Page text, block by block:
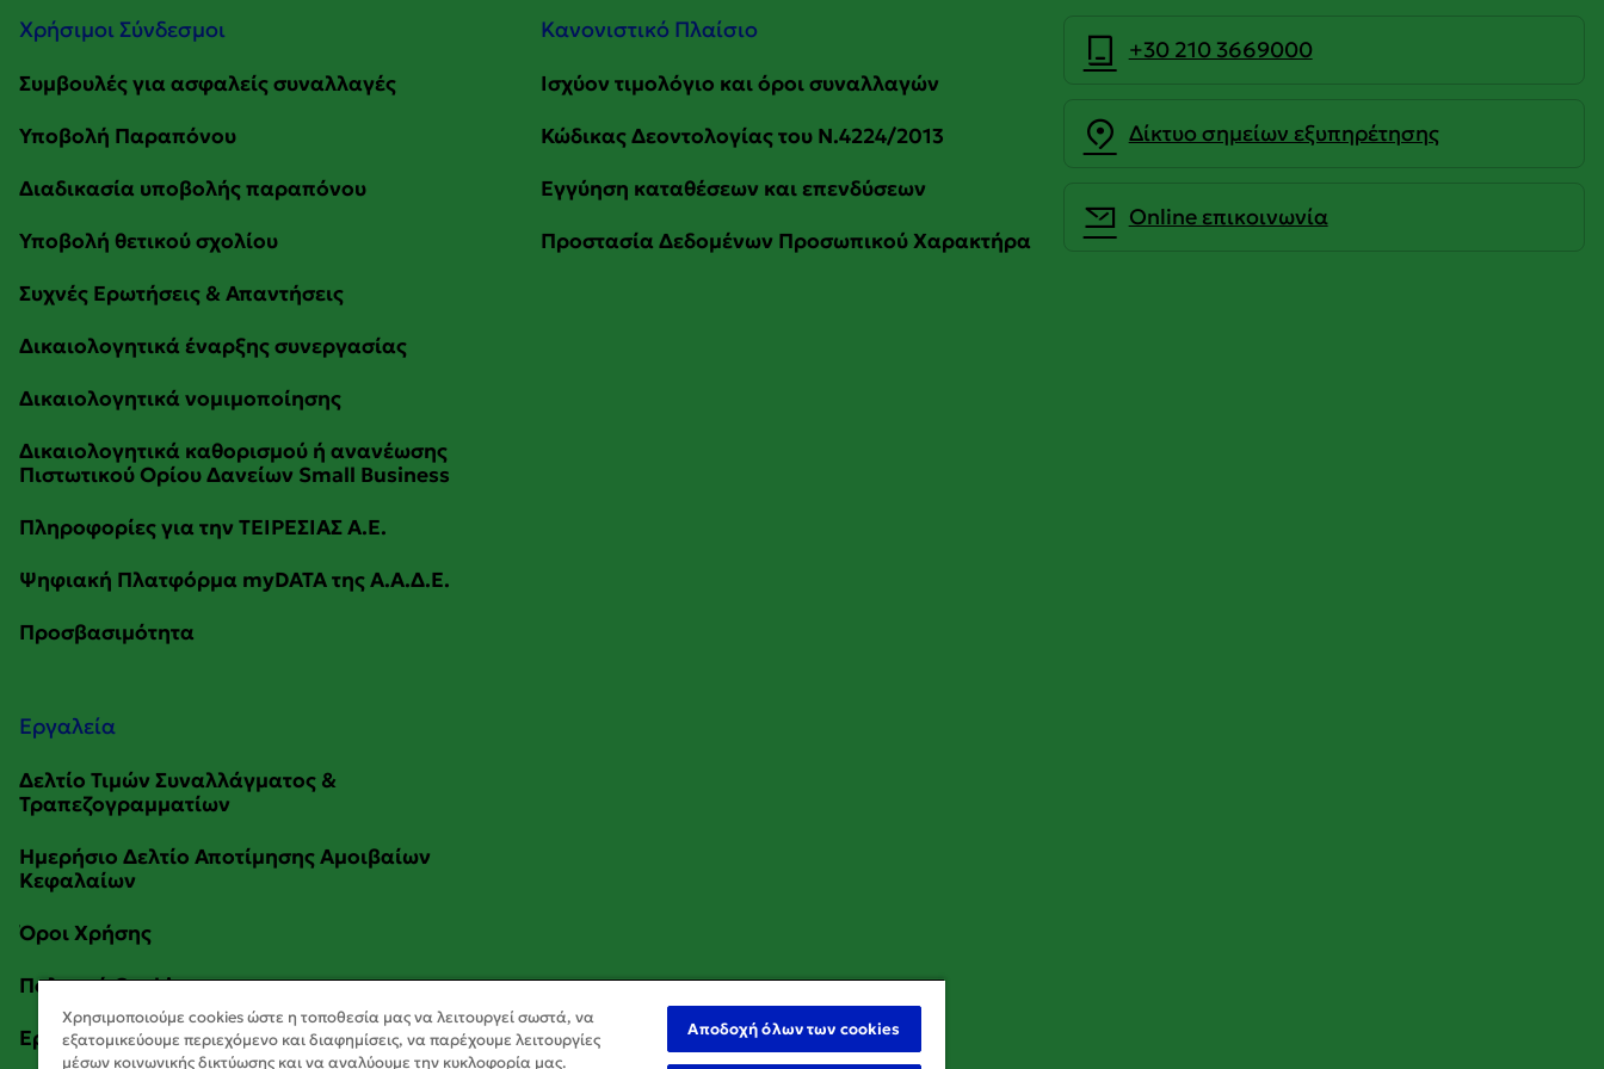
Χρήσιμοι Σύνδεσμοι Κανονιστικό Πλαίσιο
+30 210 3669000
Δίκτυο σημείων εξυπηρέτησης
Οnline επικοινωνία
Εργαλεία
Χρησιμοποιούμε cookies ώστε η τοποθεσία μας να λειτουργεί σωστά, να
εξατομικεύουμε περιεχόμενο και διαφημίσεις, να παρέχουμε λειτουργίες
μέσων κοινωνικής δικτύωσης και να αναλύουμε την κυκλοφορία μας.
Αποδοχή όλων των cookies